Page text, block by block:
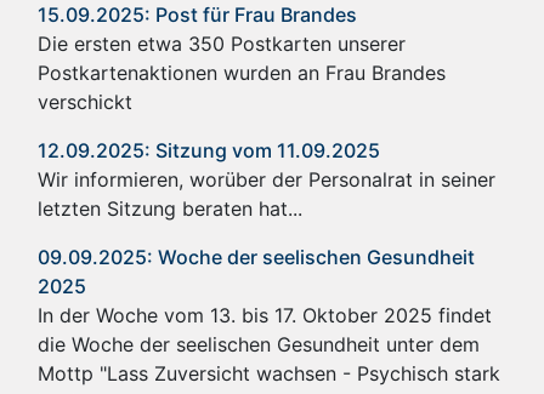
15.09.2025: Post für Frau Brandes
Die ersten etwa 350 Postkarten unserer
Postkartenaktionen wurden an Frau Brandes
verschickt
12.09.2025: Sitzung vom 11.09.2025
Wir informieren, worüber der Personalrat in seiner
letzten Sitzung beraten hat...
09.09.2025: Woche der seelischen Gesundheit
2025
In der Woche vom 13. bis 17. Oktober 2025 findet
die Woche der seelischen Gesundheit unter dem
Mottp "Lass Zuversicht wachsen - Psychisch stark